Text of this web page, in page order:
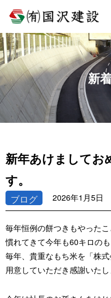
新
新年あけましてお
す。
ブログ 2026年1月5日
毎年恒例の餅つきもやった
慣れてきて今年も60キロのも
毎年、貴重なもち米を「株
用意していただき感謝いたし